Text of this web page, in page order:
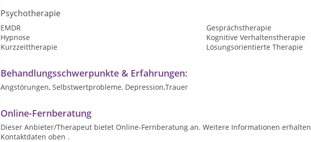
Psychotherapie
EMDR
Gesprächstherapie
Hypnose
Kognitive Verhaltenstherapie
Kurzzeittherapie
Lösungsorientierte Therapie
Behandlungsschwerpunkte & Erfahrungen:
Angstörungen, Selbstwertprobleme, Depression,Trauer
Online-Fernberatung
Dieser Anbieter/Therapeut bietet Online-Fernberatung an. Weitere Informationen
Kontaktdaten oben .